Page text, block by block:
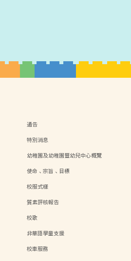
通告
特別消息
幼稚園及幼稚園暨幼兒中心概覽
使命、宗旨、目標
校服式樣
質素評核報告
校歌
非華語學童支援
校車服務